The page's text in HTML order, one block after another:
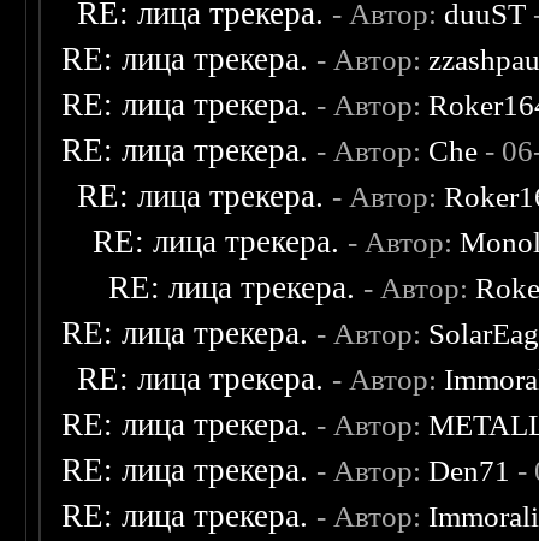
RE: лица трекера. - Автор: duuST
RE: лица трекера. - Автор:
RE: лица трекера. - Автор:
RE: лица трекера. - Автор: Che -
RE: лица трекера. - Автор:
RE: лица трекера. - Автор:
RE: лица трекера. - Автор:
RE: лица трекера. - Автор:
RE: лица трекера. - Автор:
RE: лица трекера. - Автор:
RE: лица трекера. - Автор:Den71 -
RE: лица трекера. - Автор: